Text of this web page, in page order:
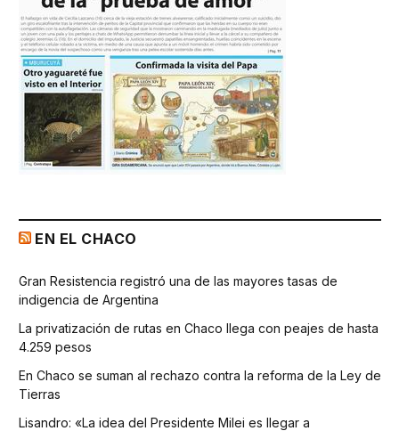
EN EL CHACO
Gran Resistencia registró una de las mayores tasas de
indigencia de Argentina
La privatización de rutas en Chaco llega con peajes de hasta
4.259 pesos
En Chaco se suman al rechazo contra la reforma de la Ley de
Tierras
Lisandro: «La idea del Presidente Milei es llegar a